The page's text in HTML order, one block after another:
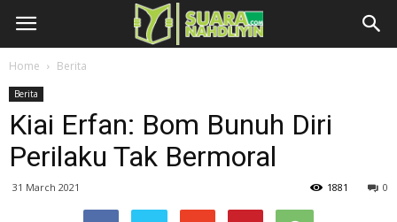
Home Berita
Berita
Kiai Erfan: Bom Bunuh Diri
Perilaku Tak Bermoral
31 March 2021 0
1881